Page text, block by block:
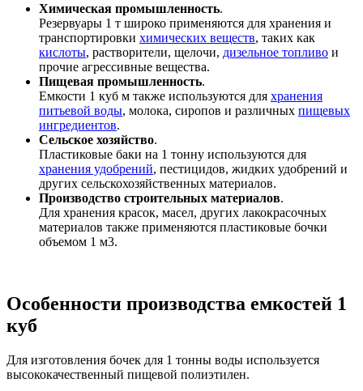
Химическая промышленность.
Резервуары 1 т широко применяются для хранения и
транспортировки химических веществ, таких как
кислоты, растворители, щелочи, дизельное топливо и
прочие агрессивные вещества.
Пищевая промышленность.
Емкости 1 куб м также используются для хранения
питьевой воды, молока, сиропов и различных пищевых
ингредиентов.
Сельское хозяйство.
Пластиковые баки на 1 тонну используются для
хранения удобрений, пестицидов, жидких удобрений и
других сельскохозяйственных материалов.
Производство строительных материалов.
Для хранения красок, масел, других лакокрасочных
материалов также применяются пластиковые бочки
объемом 1 м3.
Особенности производства емкостей 1
куб
Для изготовления бочек для 1 тонны воды используется
высококачественный пищевой полиэтилен.